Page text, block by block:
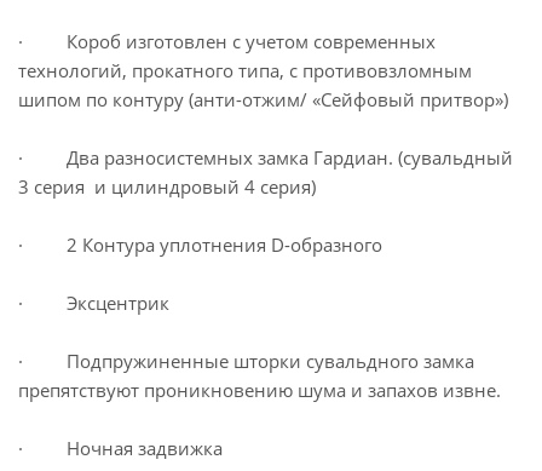
· Короб изготовлен с учетом современных
технологий, прокатного типа, с противовзломным
шипом по контуру (анти-отжим/ «Сейфовый притвор»)
· Два разносистемных замка Гардиан. (сувальдный
3 серия и цилиндровый 4 серия)
· 2 Контура уплотнения D-образного
· Эксцентрик
· Подпружиненные шторки сувальдного замка
препятствуют проникновению шума и запахов извне.
· Ночная задвижка